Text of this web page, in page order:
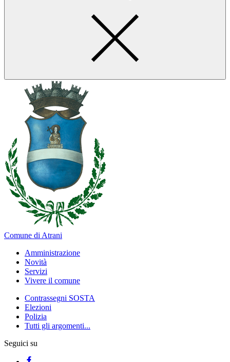
Comune di Atrani
Amministrazione
Novità
Servizi
Vivere il comune
Contrassegni SOSTA
Elezioni
Polizia
Tutti gli argomenti...
Seguici su